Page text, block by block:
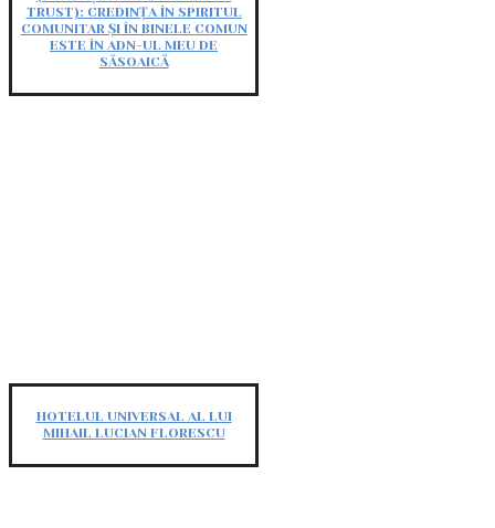
TRUST): CREDINȚA ÎN SPIRITUL
COMUNITAR ȘI ÎN BINELE COMUN
ESTE ÎN ADN-UL MEU DE
SĂSOAICĂ
HOTELUL UNIVERSAL AL LUI
MIHAIL LUCIAN FLORESCU